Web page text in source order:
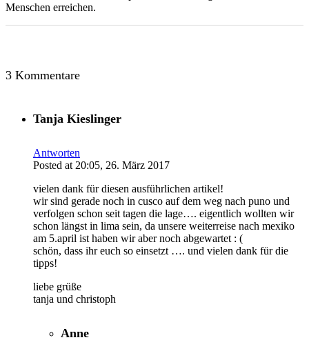
Menschen erreichen.
3 Kommentare
Tanja Kieslinger
Antworten
Posted at 20:05, 26. März 2017
vielen dank für diesen ausführlichen artikel!
wir sind gerade noch in cusco auf dem weg nach puno und
verfolgen schon seit tagen die lage…. eigentlich wollten wir
schon längst in lima sein, da unsere weiterreise nach mexiko
am 5.april ist haben wir aber noch abgewartet : (
schön, dass ihr euch so einsetzt …. und vielen dank für die
tipps!
liebe grüße
tanja und christoph
Anne